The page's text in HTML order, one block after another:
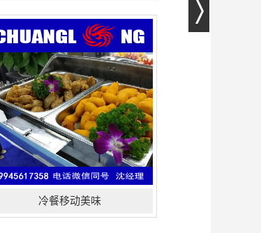
贵宾椅、圆桌、宴会桌椅,展会家
具租赁、沙发、ibm桌、宴会椅,高档
沙发、双人沙发、餐桌租赁、茶几租
赁、发光桌、会议桌、酒吧桌、洽谈
桌,年会桌椅租赁、 藤桌、古典桌椅、
办公家具、沙发出租公司...
冷餐移动美味